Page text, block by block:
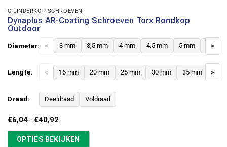
CILINDERKOP SCHROEVEN
Dynaplus AR-Coating Schroeven Torx Rondkop
Outdoor
Diameter: < 3 mm 3,5 mm 4 mm 4,5 mm 5 mm 6 mm
>
Lengte: < 16 mm 20 mm 25 mm 30 mm 35 mm 40
>
Draad: Deeldraad Voldraad
€6,04 - €40,92Prijsklasse:
€40,92
OPTIES BEKIJKEN